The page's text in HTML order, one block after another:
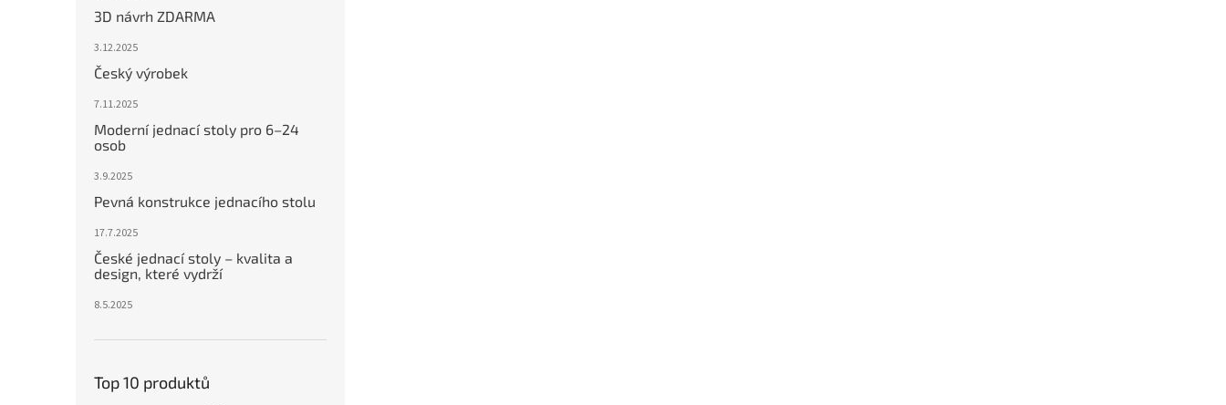
3D návrh ZDARMA
3.12.2025
Český výrobek
7.11.2025
Moderní jednací stoly pro 6–24
osob
3.9.2025
Pevná konstrukce jednacího stolu
17.7.2025
České jednací stoly – kvalita a
design, které vydrží
8.5.2025
Top 10 produktů